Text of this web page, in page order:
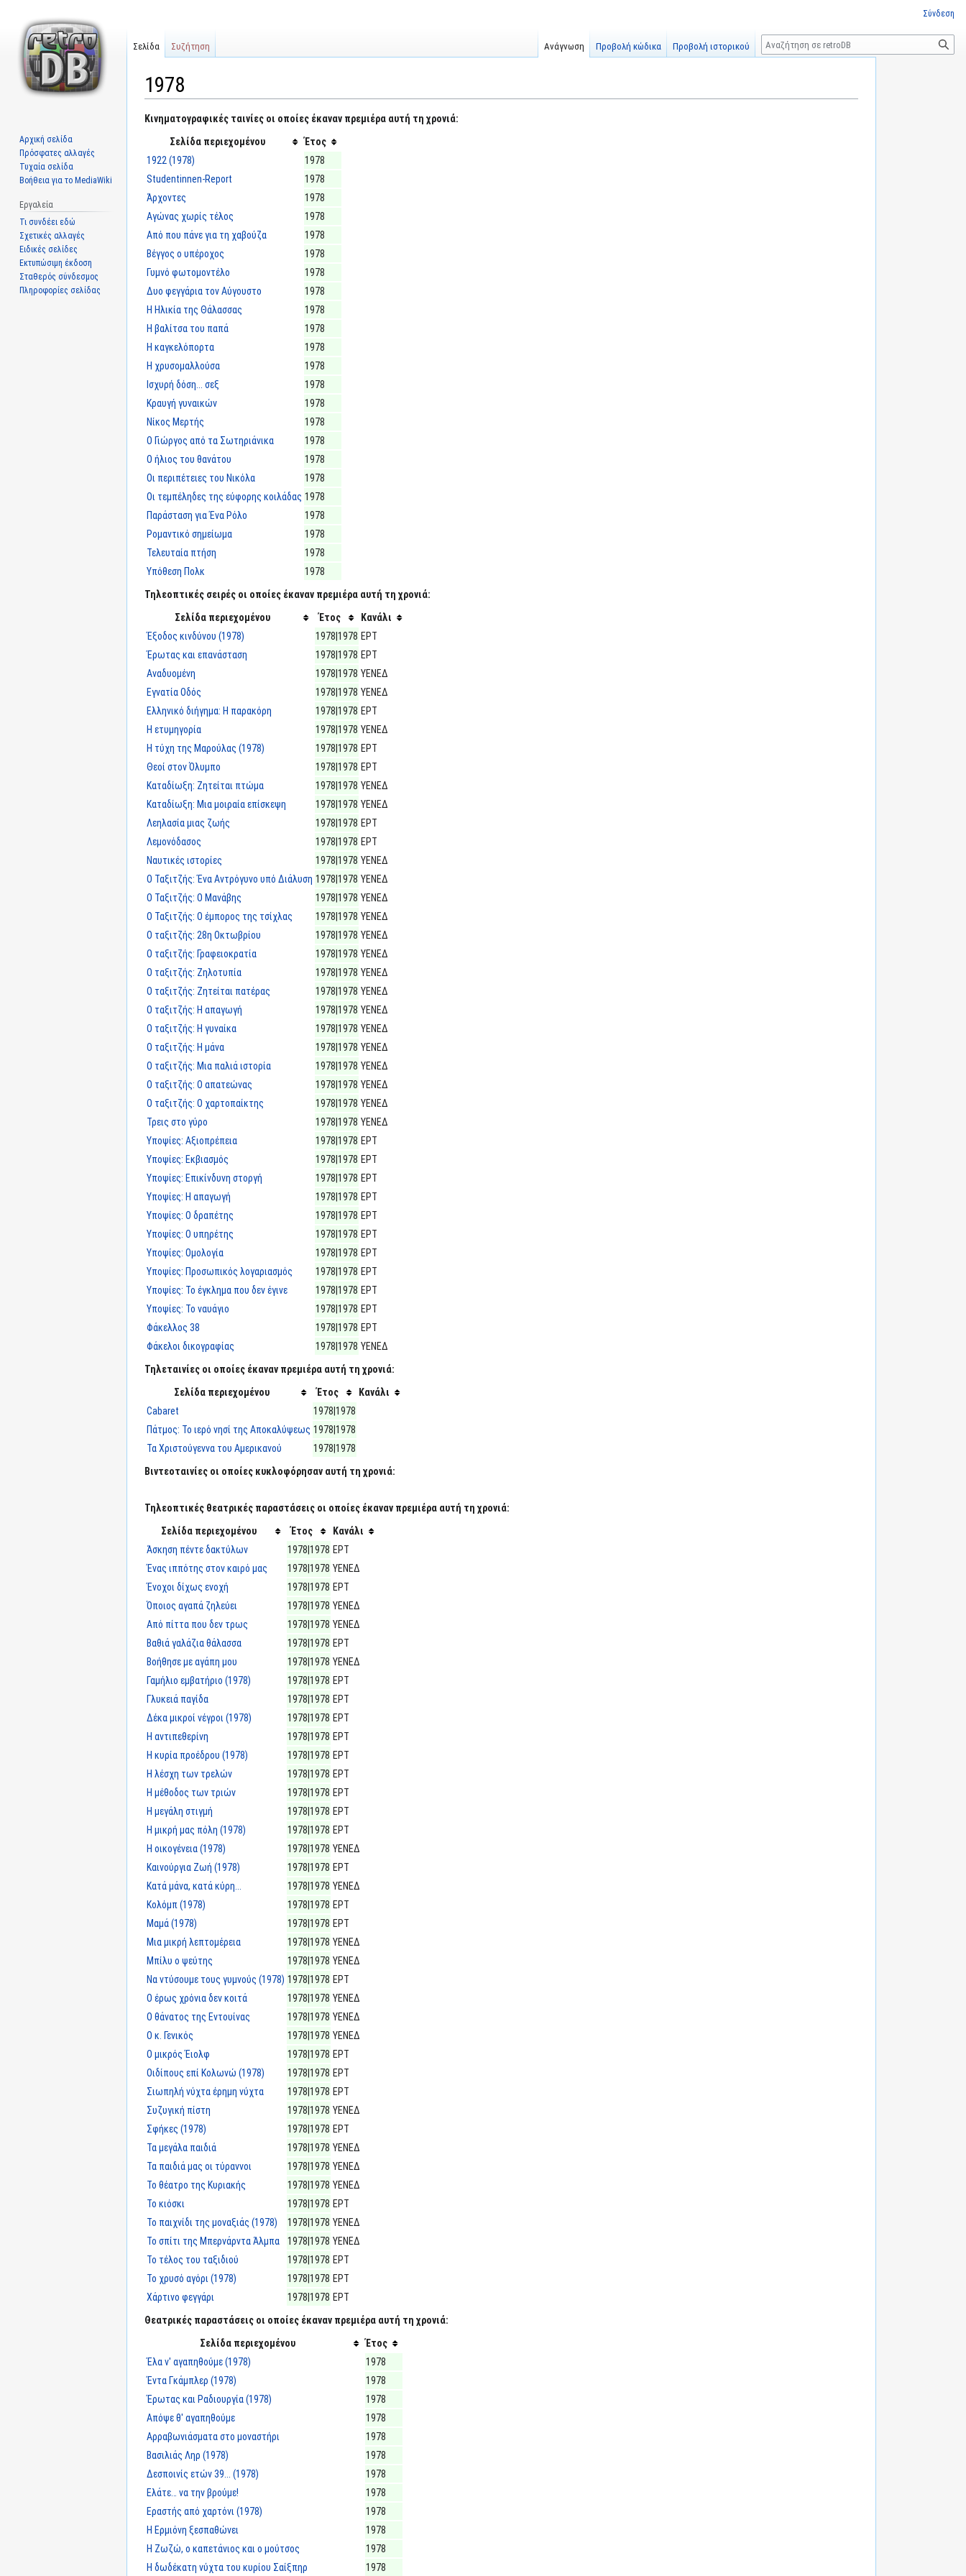
1978
Μετάβαση
Πήδηση
Κινηματογραφικές ταινίες οι οποίες έκαναν πρεμιέρα αυτή τη χρονιά:
Σελίδα περιεχομένου
Έτος
1922 (1978)
1978
Studentinnen-Report
1978
Άρχοντες
1978
Αγώνας χωρίς τέλος
1978
Από που πάνε για τη χαβούζα
1978
Βέγγος ο υπέροχος
1978
Γυμνό φωτομοντέλο
1978
Δυο φεγγάρια τον Αύγουστο
1978
Η Ηλικία της Θάλασσας
1978
Η βαλίτσα του παπά
1978
Η καγκελόπορτα
1978
Η χρυσομαλλούσα
1978
Ισχυρή δόση... σεξ
1978
Κραυγή γυναικών
1978
Νίκος Μερτής
1978
Ο Γιώργος από τα Σωτηριάνικα
1978
Ο ήλιος του θανάτου
1978
Οι περιπέτειες του Νικόλα
1978
Οι τεμπέληδες της εύφορης κοιλάδας 1978
Παράσταση για Ένα Ρόλο
1978
Ρομαντικό σημείωμα
1978
Τελευταία πτήση
1978
Υπόθεση Πολκ
1978
Τηλεοπτικές σειρές οι οποίες έκαναν πρεμιέρα αυτή τη χρονιά:
Σελίδα περιεχομένου
Έτος
Κανάλι
Έξοδος κινδύνου (1978)
1978|1978 ΕΡΤ
Έρωτας και επανάσταση
1978|1978 ΕΡΤ
Αναδυομένη
1978|1978 ΥΕΝΕΔ
Εγνατία Οδός
1978|1978 ΥΕΝΕΔ
Ελληνικό διήγημα: Η παρακόρη
1978|1978 ΕΡΤ
Η ετυμηγορία
1978|1978 ΥΕΝΕΔ
Η τύχη της Μαρούλας (1978)
1978|1978 ΕΡΤ
Θεοί στον Όλυμπο
1978|1978 ΕΡΤ
Καταδίωξη: Ζητείται πτώμα
1978|1978 ΥΕΝΕΔ
Καταδίωξη: Μια μοιραία επίσκεψη
1978|1978 ΥΕΝΕΔ
Λεηλασία μιας ζωής
1978|1978 ΕΡΤ
Λεμονόδασος
1978|1978 ΕΡΤ
Ναυτικές ιστορίες
1978|1978 ΥΕΝΕΔ
Ο Ταξιτζής: Ένα Αντρόγυνο υπό Διάλυση 1978|1978 ΥΕΝΕΔ
Ο Ταξιτζής: Ο Μανάβης
1978|1978 ΥΕΝΕΔ
Ο Ταξιτζής: Ο έμπορος της τσίχλας
1978|1978 ΥΕΝΕΔ
Ο ταξιτζής: 28η Οκτωβρίου
1978|1978 ΥΕΝΕΔ
Ο ταξιτζής: Γραφειοκρατία
1978|1978 ΥΕΝΕΔ
Ο ταξιτζής: Ζηλοτυπία
1978|1978 ΥΕΝΕΔ
Ο ταξιτζής: Ζητείται πατέρας
1978|1978 ΥΕΝΕΔ
Ο ταξιτζής: Η απαγωγή
1978|1978 ΥΕΝΕΔ
Ο ταξιτζής: Η γυναίκα
1978|1978 ΥΕΝΕΔ
Ο ταξιτζής: Η μάνα
1978|1978 ΥΕΝΕΔ
Ο ταξιτζής: Μια παλιά ιστορία
1978|1978 ΥΕΝΕΔ
Ο ταξιτζής: Ο απατεώνας
1978|1978 ΥΕΝΕΔ
Ο ταξιτζής: Ο χαρτοπαίκτης
1978|1978 ΥΕΝΕΔ
Τρεις στο γύρο
1978|1978 ΥΕΝΕΔ
Υποψίες: Αξιοπρέπεια
1978|1978 ΕΡΤ
Υποψίες: Εκβιασμός
1978|1978 ΕΡΤ
Υποψίες: Επικίνδυνη στοργή
1978|1978 ΕΡΤ
Υποψίες: Η απαγωγή
1978|1978 ΕΡΤ
Υποψίες: Ο δραπέτης
1978|1978 ΕΡΤ
Υποψίες: Ο υπηρέτης
1978|1978 ΕΡΤ
Υποψίες: Ομολογία
1978|1978 ΕΡΤ
Υποψίες: Προσωπικός λογαριασμός
1978|1978 ΕΡΤ
Υποψίες: Το έγκλημα που δεν έγινε
1978|1978 ΕΡΤ
Υποψίες: Το ναυάγιο
1978|1978 ΕΡΤ
Φάκελλος 38
1978|1978 ΕΡΤ
Φάκελοι δικογραφίας
1978|1978 ΥΕΝΕΔ
Τηλεταινίες οι οποίες έκαναν πρεμιέρα αυτή τη χρονιά:
Σελίδα περιεχομένου
Έτος
Κανάλι
Cabaret
1978|1978
Πάτμος: Το ιερό νησί της Αποκαλύψεως 1978|1978
Τα Χριστούγεννα του Αμερικανού
1978|1978
Βιντεοταινίες οι οποίες κυκλοφόρησαν αυτή τη χρονιά:
Τηλεοπτικές θεατρικές παραστάσεις οι οποίες έκαναν πρεμιέρα αυτή τη χρονιά:
Σελίδα περιεχομένου
Έτος
Κανάλι
Άσκηση πέντε δακτύλων
1978|1978 ΕΡΤ
Ένας ιππότης στον καιρό μας
1978|1978 ΥΕΝΕΔ
Ένοχοι δίχως ενοχή
1978|1978 ΕΡΤ
Όποιος αγαπά ζηλεύει
1978|1978 ΥΕΝΕΔ
Από πίττα που δεν τρως
1978|1978 ΥΕΝΕΔ
Βαθιά γαλάζια θάλασσα
1978|1978 ΕΡΤ
Βοήθησε με αγάπη μου
1978|1978 ΥΕΝΕΔ
Γαμήλιο εμβατήριο (1978)
1978|1978 ΕΡΤ
Γλυκειά παγίδα
1978|1978 ΕΡΤ
Δέκα μικροί νέγροι (1978)
1978|1978 ΕΡΤ
Η αντιπεθερίνη
1978|1978 ΕΡΤ
Η κυρία προέδρου (1978)
1978|1978 ΕΡΤ
Η λέσχη των τρελών
1978|1978 ΕΡΤ
Η μέθοδος των τριών
1978|1978 ΕΡΤ
Η μεγάλη στιγμή
1978|1978 ΕΡΤ
Η μικρή μας πόλη (1978)
1978|1978 ΕΡΤ
Η οικογένεια (1978)
1978|1978 ΥΕΝΕΔ
Καινούργια Ζωή (1978)
1978|1978 ΕΡΤ
Κατά μάνα, κατά κύρη...
1978|1978 ΥΕΝΕΔ
Κολόμπ (1978)
1978|1978 ΕΡΤ
Μαμά (1978)
1978|1978 ΕΡΤ
Μια μικρή λεπτομέρεια
1978|1978 ΥΕΝΕΔ
Μπίλυ ο ψεύτης
1978|1978 ΥΕΝΕΔ
Να ντύσουμε τους γυμνούς (1978) 1978|1978 ΕΡΤ
Ο έρως χρόνια δεν κοιτά
1978|1978 ΥΕΝΕΔ
Ο θάνατος της Εντουίνας
1978|1978 ΥΕΝΕΔ
Ο κ. Γενικός
1978|1978 ΥΕΝΕΔ
Ο μικρός Έιολφ
1978|1978 ΕΡΤ
Οιδίπους επί Κολωνώ (1978)
1978|1978 ΕΡΤ
Σιωπηλή νύχτα έρημη νύχτα
1978|1978 ΕΡΤ
Συζυγική πίστη
1978|1978 ΥΕΝΕΔ
Σφήκες (1978)
1978|1978 ΕΡΤ
Τα μεγάλα παιδιά
1978|1978 ΥΕΝΕΔ
Τα παιδιά μας οι τύραννοι
1978|1978 ΥΕΝΕΔ
Το θέατρο της Κυριακής
1978|1978 ΥΕΝΕΔ
Το κιόσκι
1978|1978 ΕΡΤ
Το παιχνίδι της μοναξιάς (1978)
1978|1978 ΥΕΝΕΔ
Το σπίτι της Μπερνάρντα Άλμπα
1978|1978 ΥΕΝΕΔ
Το τέλος του ταξιδιού
1978|1978 ΕΡΤ
Το χρυσό αγόρι (1978)
1978|1978 ΕΡΤ
Χάρτινο φεγγάρι
1978|1978 ΕΡΤ
Θεατρικές παραστάσεις οι οποίες έκαναν πρεμιέρα αυτή τη χρονιά:
Σελίδα περιεχομένου
Έτος
Έλα ν' αγαπηθούμε (1978)
1978
Έντα Γκάμπλερ (1978)
1978
Έρωτας και Ραδιουργία (1978)
1978
Απόψε θ' αγαπηθούμε
1978
Αρραβωνιάσματα στο μοναστήρι
1978
Βασιλιάς Ληρ (1978)
1978
Δεσποινίς ετών 39... (1978)
1978
Ελάτε… να την βρούμε!
1978
Εραστής από χαρτόνι (1978)
1978
Η Ερμιόνη ξεσπαθώνει
1978
Η Ζωζώ, ο καπετάνιος και ο μούτσος
1978
Η δωδέκατη νύχτα του κυρίου Σαίξπηρ
1978
Σύνδεση
Σελίδα Συζήτηση Ανάγνωση Προβολή κώδικα Προβολή ιστορικού
Αναζήτηση
Αρχική σελίδα
Πρόσφατες αλλαγές
Τυχαία σελίδα
Βοήθεια για το MediaWiki
Εργαλεία
Τι συνδέει εδώ
Σχετικές αλλαγές
Ειδικές σελίδες
Εκτυπώσιμη έκδοση
Σταθερός σύνδεσμος
Πληροφορίες σελίδας